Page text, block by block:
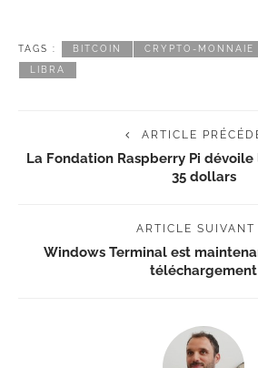
TAGS : BITCOIN CRYPTO-MONNAIE
LIBRA
ARTICLE
La Fondation Raspberry Pi dévoile
35 dollars
ARTICLE SUIVANT
Windows Terminal est
téléchargement